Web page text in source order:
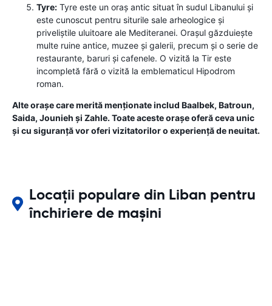
Tyre: Tyre este un oraș antic situat în sudul Libanului și
este cunoscut pentru siturile sale arheologice și
priveliștile uluitoare ale Mediteranei. Orașul găzduiește
multe ruine antice, muzee și galerii, precum și o serie de
restaurante, baruri și cafenele. O vizită la Tir este
incompletă fără o vizită la emblematicul Hipodrom
roman.
Alte orașe care merită menționate includ Baalbek, Batroun,
Saida, Jounieh și Zahle. Toate aceste orașe oferă ceva unic
și cu siguranță vor oferi vizitatorilor o experiență de neuitat.
Locații populare din Liban pentru
închiriere de mașini